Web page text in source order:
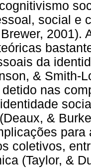
social e
2001).
da
& Smith-
nas
&
coletivos,
(Taylor, &